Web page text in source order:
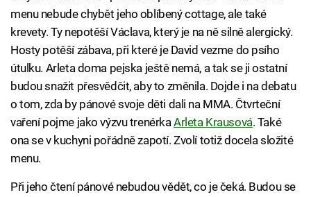
menu nebude chybět jeho oblíbený cottage, ale také
krevety. Ty nepotěší Václava, který je na ně silně alergický.
Hosty potěší zábava, při které je David vezme do psího
útulku. Arleta doma pejska ještě nemá, a tak se ji ostatní
budou snažit přesvědčit, aby to změnila. Dojde i na debatu
o tom, zda by pánové svoje děti dali na MMA. Čtvrteční
vaření pojme jako výzvu trenérkaArleta Krausová. Také
ona se v kuchyni pořádně zapotí. Zvolí totiž docela složité
menu.
Při jeho čtení pánové nebudou vědět, co je čeká. Budou se